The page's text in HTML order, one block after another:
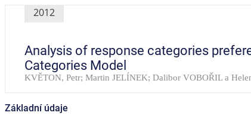
2012
Analysis of response categories
Categories Model
KVĚTON, Petr; Martin JELÍNEK; Dalibor VOBOŘIL a
Základní údaje